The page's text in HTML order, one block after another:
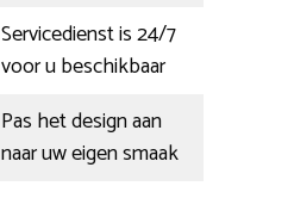
Servicedienst is 24/7
voor u beschikbaar
Pas het design aan
naar uw eigen smaak